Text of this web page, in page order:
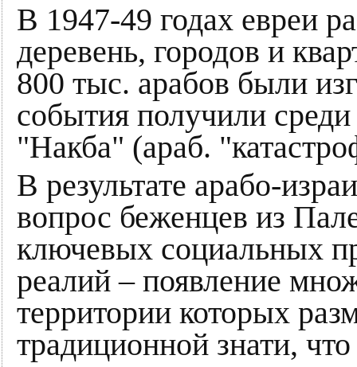
В 1947-49 годах евреи
деревень, городов и
800 тыс. арабов были
события получили
"Накба" (араб.
В результате арабо-
вопрос беженцев из
ключевых социальных
реалий – появление
территории которых
традиционной знати,